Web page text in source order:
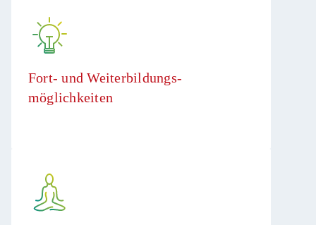
Fort- und Weiterbildungs-
möglichkeiten